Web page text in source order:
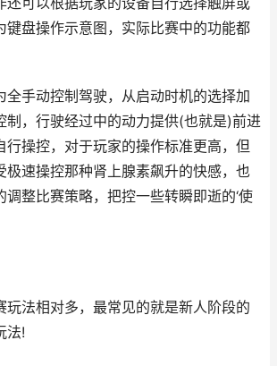
键盘操作示意图，实际比赛中的功能都
手动控制驾驶，从启动时机的选择加
制，行驶经过中的动力提供(也就是)前进
行操控，对于玩家的操作标准更高，但
极速操控那种肾上腺素飙升的快感，也
调整比赛策略，把控一些转瞬即逝的‘使
法相对多，最常见的就是新人阶段的
法!